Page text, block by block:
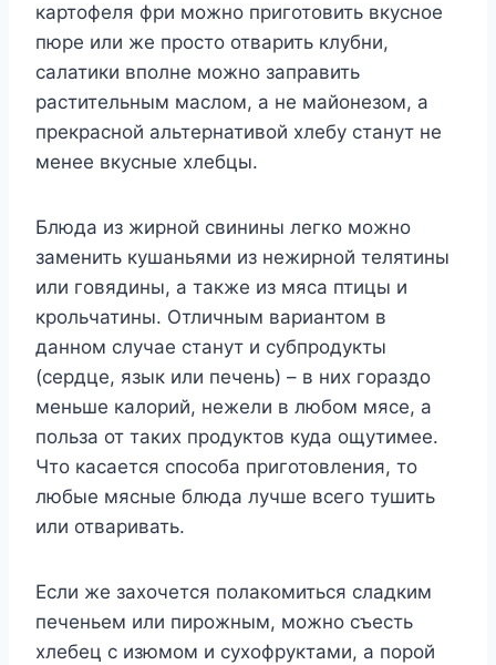
картофеля фри можно приготовить вкусное
пюре или же просто отварить клубни,
салатики вполне можно заправить
растительным маслом, а не майонезом, а
прекрасной альтернативой хлебу станут не
менее вкусные хлебцы.
Блюда из жирной свинины легко можно
заменить кушаньями из нежирной телятины
или говядины, а также из мяса птицы и
крольчатины. Отличным вариантом в
данном случае станут и субпродукты
(сердце, язык или печень) – в них гораздо
меньше калорий, нежели в любом мясе, а
польза от таких продуктов куда ощутимее.
Что касается способа приготовления, то
любые мясные блюда лучше всего тушить
или отваривать.
Если же захочется полакомиться сладким
печеньем или пирожным, можно съесть
хлебец с изюмом и сухофруктами, а порой